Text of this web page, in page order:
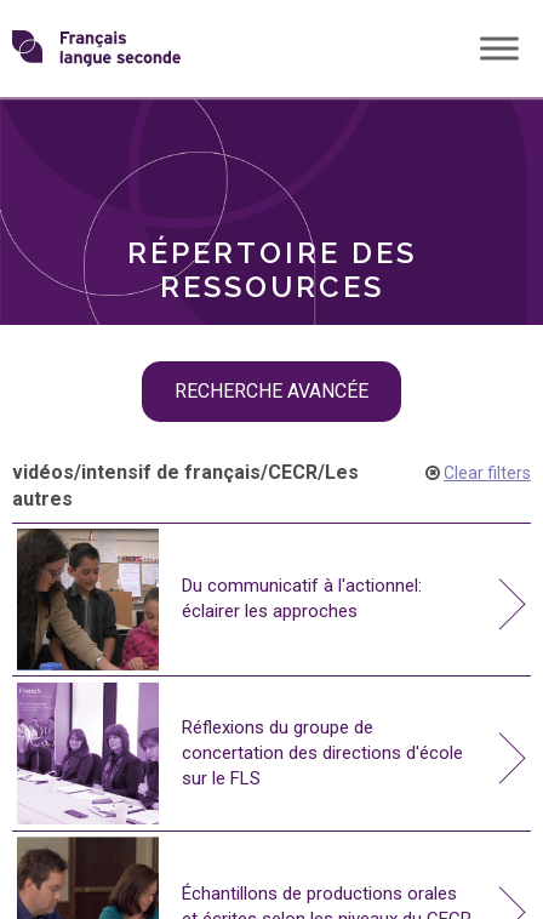
Skip
toTransformons
langue
RÉPERTOIRE DES
RESSOURCES
RECHERCHE AVANCÉE
THÈMES
vidéos/intensif de français/CECR/Les
autres
Clear filters
Du communicatif à l'actionnel:
éclairer les approches
Réflexions du groupe de
concertation des directions d'école
sur le FLS
Échantillons de productions orales